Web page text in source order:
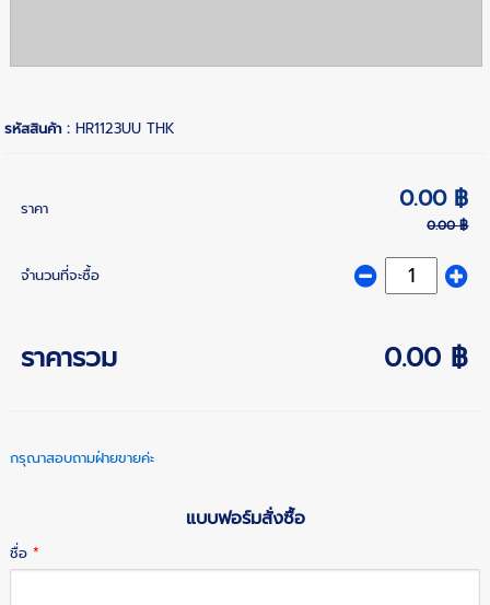
รหัสสินค้า :HR1123UU THK
ราคา 0.00 ฿
0.00 ฿
จำนวนที่จะซื้อ
ราคารวม 0.00 ฿
กรุณาสอบถามฝ่ายขายค่ะ
แบบฟอร์มสั่งซื้อ
ชื่อ*